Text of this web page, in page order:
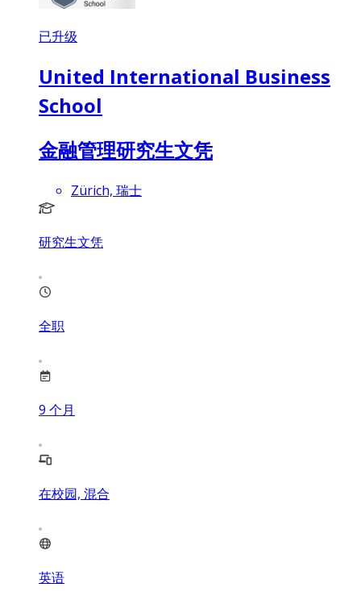
已升级
United International Business
School
金融管理研究生文凭
Zürich, 瑞士
研究生文凭
全职
9 个月
在校园, 混合
英语